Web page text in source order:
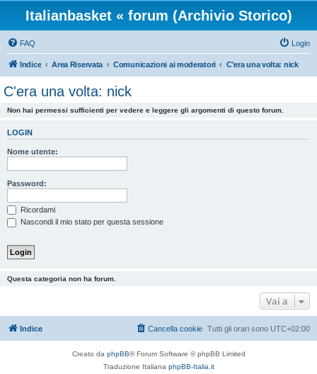
Italianbasket « forum (Archivio Storico)
FAQ Login
Indice Area Riservata Comunicazioni ai moderatori C'era una volta: nick
C'era una volta: nick
Non hai permessi sufficienti per vedere e leggere gli argomenti di questo forum.
LOGIN
Nome utente:
Password:
Ricordami
Nascondi il mio stato per questa sessione
Questa categoria non ha forum.
Vai a
Indice Tutti gli orari sono UTC+02:00
Cancella cookie
Creato da phpBB® Forum Software © phpBB Limited
Traduzione Italiana phpBB-Italia.it